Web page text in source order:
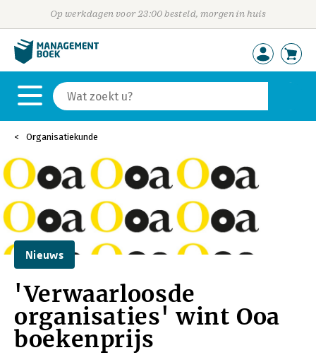
Op werkdagen voor 23:00 besteld, morgen in huis
Organisatiekunde
Nieuws
'Verwaarloosde
organisaties' wint Ooa
boekenprijs